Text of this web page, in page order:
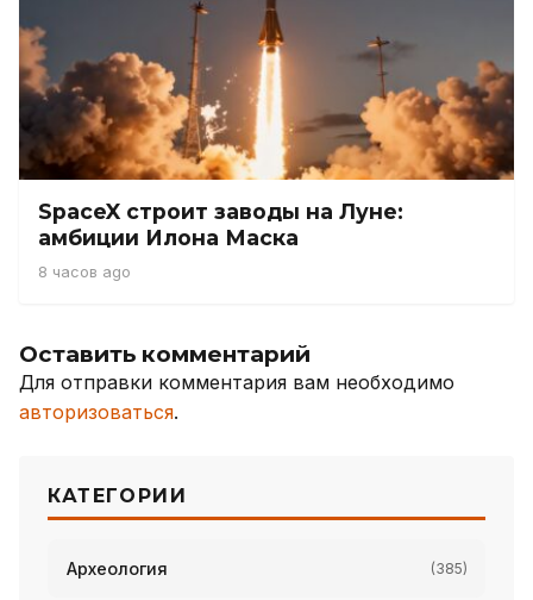
SpaceX строит заводы на Луне:
амбиции Илона Маска
8 часов ago
Оставить комментарий
Для отправки комментария вам необходимо
авторизоваться.
КАТЕГОРИИ
Археология (385)